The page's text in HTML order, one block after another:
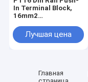
In Terminal Block,
16mm2
кабель питания
через разъем
проволочного
соединителя
Лучшая цена
Главная